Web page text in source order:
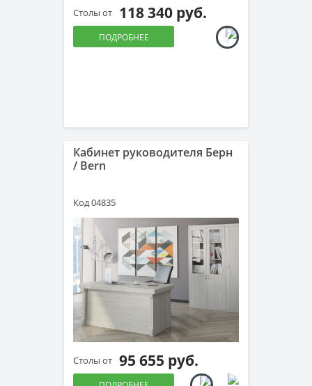
Столы от 118 340 руб.
ПОДРОБНЕЕ
Кабинет руководителя Берн
/ Bern
Код 04835
Столы от 95 655 руб.